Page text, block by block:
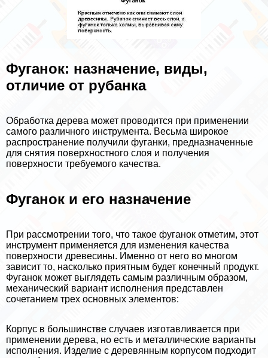
Фуганок: назначение, виды,
отличие от рубанка
Обработка дерева может проводится при применении
самого различного инструмента. Весьма широкое
распространение получили фуганки, предназначенные
для снятия поверхностного слоя и получения
поверхности требуемого качества.
Фуганок и его назначение
При рассмотрении того, что такое фуганок отметим, этот
инструмент применяется для изменения качества
поверхности древесины. Именно от него во многом
зависит то, насколько приятным будет конечный продукт.
Фуганок может выглядеть самым различным образом,
механический вариант исполнения представлен
сочетанием трех основных элементов:
Корпус в большинстве случаев изготавливается при
применении дерева, но есть и металлические варианты
исполнения. Изделие с деревянным корпусом подходит